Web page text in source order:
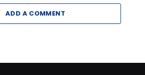
ADD A COMMENT